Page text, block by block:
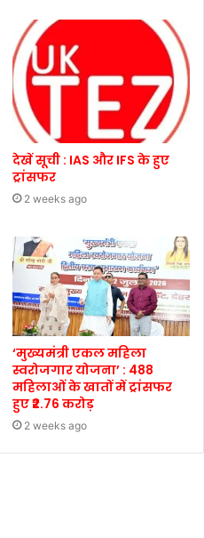
देखें सूची : IAS और IFS के हुए
ट्रांसफर
2 weeks ago
‘मुख्यमंत्री एकल महिला
स्वरोजगार योजना’ : 488
महिलाओं के खातों में ट्रांसफर
हुए ₹2.76 करोड़
2 weeks ago